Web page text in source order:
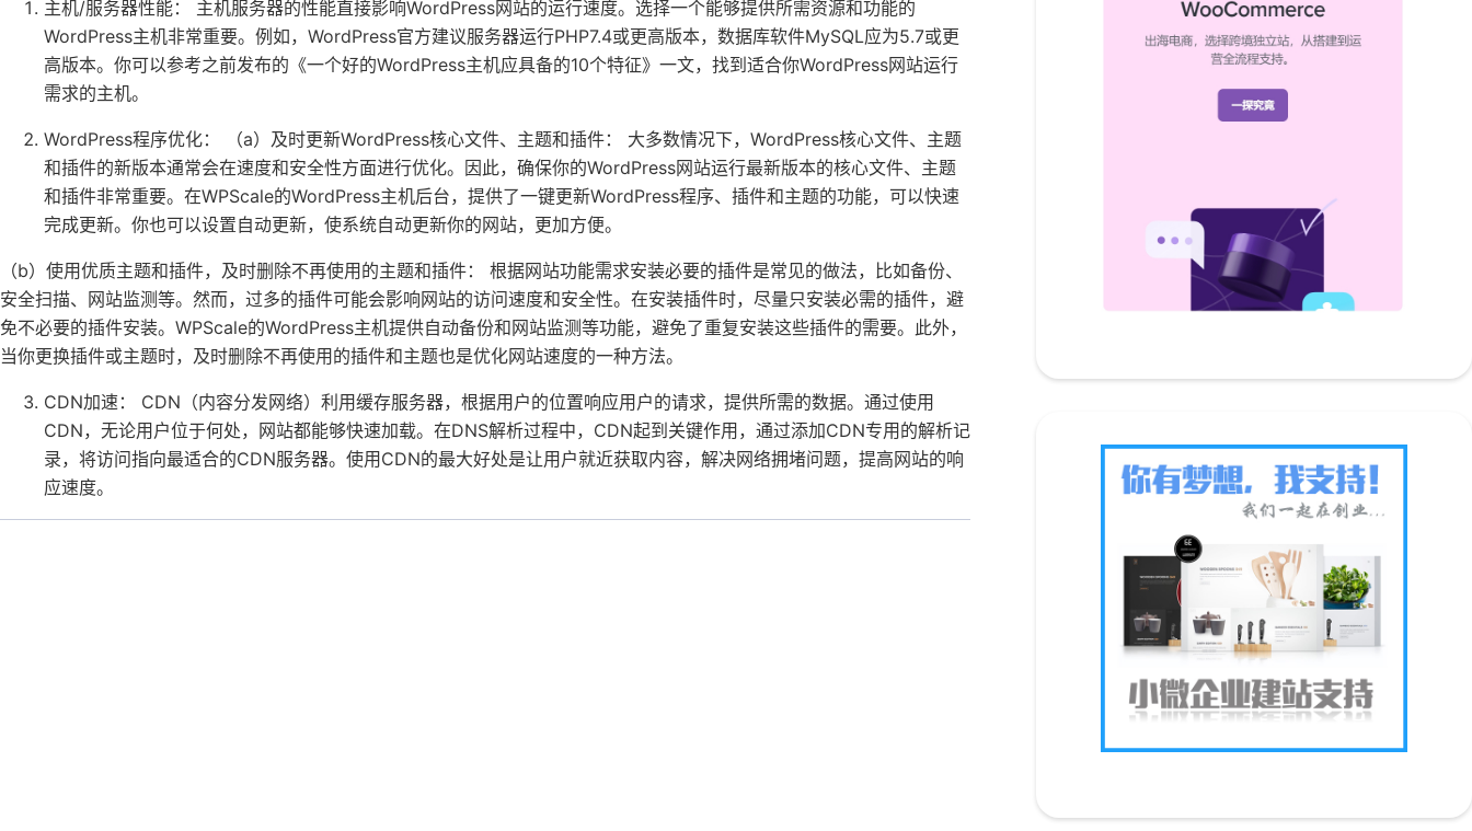
主机/服务器性能： 主机服务器的性能直接影响WordPress网站的运行速度。选择一个能够提供所需资源和功能的
WordPress主机非常重要。例如，WordPress官方建议服务器运行PHP7.4或更高版本，数据库软件MySQL应为5.7或更
高版本。你可以参考之前发布的《一个好的WordPress主机应具备的10个特征》一文，找到适合你WordPress网站运行
需求的主机。
WordPress程序优化： （a）及时更新WordPress核心文件、主题和插件： 大多数情况下，WordPress核心文件、主题
和插件的新版本通常会在速度和安全性方面进行优化。因此，确保你的WordPress网站运行最新版本的核心文件、主题
和插件非常重要。在WPScale的WordPress主机后台，提供了一键更新WordPress程序、插件和主题的功能，可以快速
完成更新。你也可以设置自动更新，使系统自动更新你的网站，更加方便。
（b）使用优质主题和插件，及时删除不再使用的主题和插件： 根据网站功能需求安装必要的插件是常见的做法，比如备份、
安全扫描、网站监测等。然而，过多的插件可能会影响网站的访问速度和安全性。在安装插件时，尽量只安装必需的插件，避
免不必要的插件安装。WPScale的WordPress主机提供自动备份和网站监测等功能，避免了重复安装这些插件的需要。此外，
当你更换插件或主题时，及时删除不再使用的插件和主题也是优化网站速度的一种方法。
CDN加速： CDN（内容分发网络）利用缓存服务器，根据用户的位置响应用户的请求，提供所需的数据。通过使用
CDN，无论用户位于何处，网站都能够快速加载。在DNS解析过程中，CDN起到关键作用，通过添加CDN专用的解析记
录，将访问指向最适合的CDN服务器。使用CDN的最大好处是让用户就近获取内容，解决网络拥堵问题，提高网站的响
应速度。